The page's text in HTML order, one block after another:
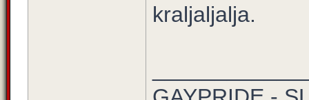
kraljaljalja.